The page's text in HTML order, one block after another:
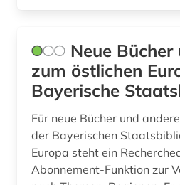
Neue
zum östlichen
Bayerische
Für neue Bücher und
der Bayerischen
Europa steht ein
Abonnement-Funktion zur